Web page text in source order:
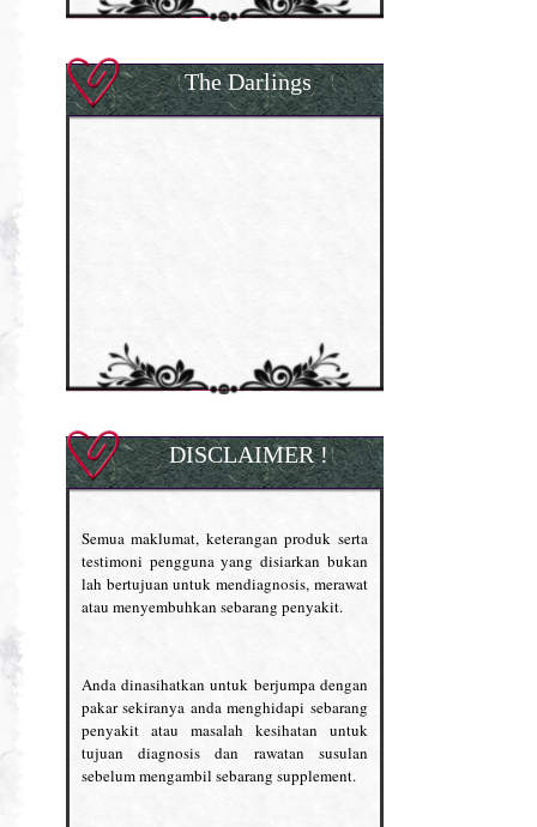
The Darlings
DISCLAIMER !
Semua maklumat, keterangan produk serta
testimoni pengguna yang disiarkan bukan
lah bertujuan untuk mendiagnosis, merawat
atau menyembuhkan sebarang penyakit.
Anda dinasihatkan untuk berjumpa dengan
pakar sekiranya anda menghidapi sebarang
penyakit atau masalah kesihatan untuk
tujuan diagnosis dan rawatan susulan
sebelum mengambil sebarang supplement.